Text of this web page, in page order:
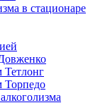
в стационаре
Тетлонг
Торпедо